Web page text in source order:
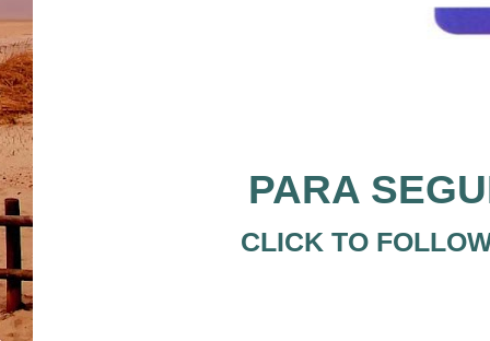
PARA
CLICK TO